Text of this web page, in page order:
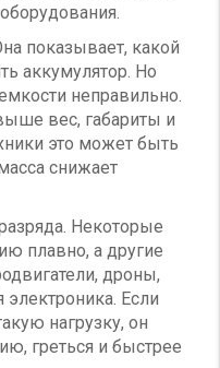
показывает, какой
аккумулятор. Но
неправильно.
вес, габариты и
это может быть
снижает
Некоторые
плавно, а другие
дроны,
Если
нагрузку, он
греться и быстрее